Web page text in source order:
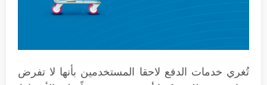
تُغري خدمات الدفع لاحقا المستخدمين بأنها لا تفرض